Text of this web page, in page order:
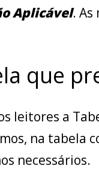
Aplicável. As
que
a
na tabela
necessários.